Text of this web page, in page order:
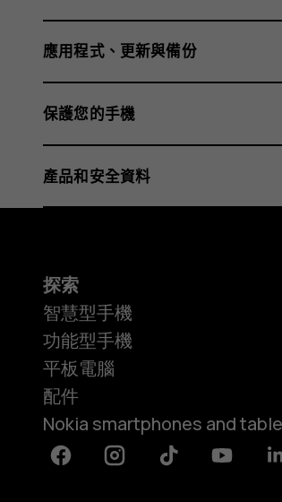
應用程式、更新與備份
保護您的手機
產品和安全資料
探索
智慧型手機
功能型手機
平板電腦
配件
Nokia smartphones and
FacebookInstagramTiktok Youtube